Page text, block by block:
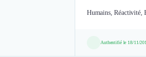
Humains, Réactivité,
Authentifié le 18/11/